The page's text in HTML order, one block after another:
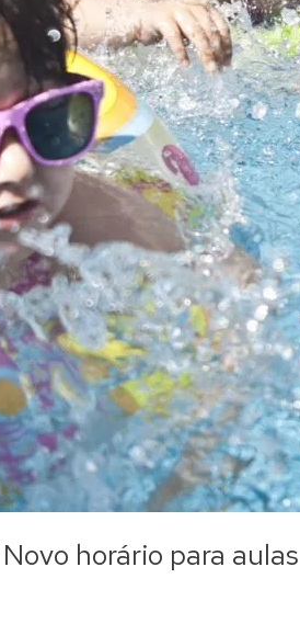
horário para